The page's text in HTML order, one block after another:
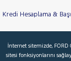
Kredi Hesaplama &
© 2026 Ford Türkiye
İnternet sitemizde,
sitesi fonksiyonlarını